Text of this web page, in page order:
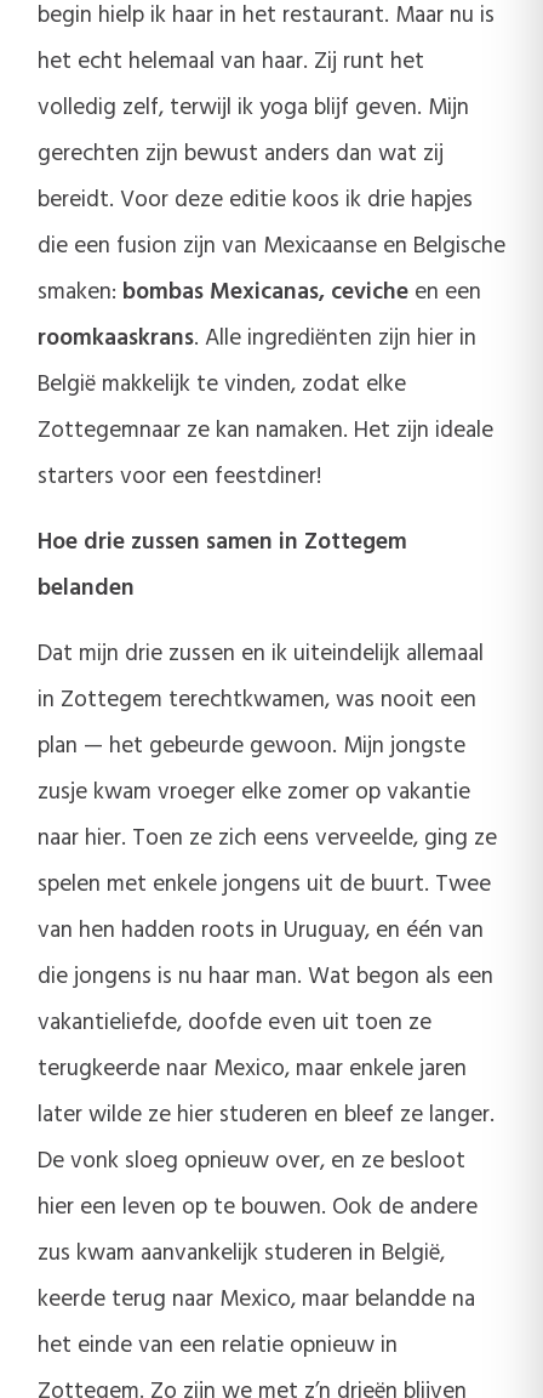
begin hielp ik haar in het restaurant. Maar nu is
het echt helemaal van haar. Zij runt het
volledig zelf, terwijl ik yoga blijf geven. Mijn
gerechten zijn bewust anders dan wat zij
bereidt. Voor deze editie koos ik drie hapjes
die een fusion zijn van Mexicaanse en Belgische
smaken: bombas Mexicanas, ceviche en een
roomkaaskrans. Alle ingrediënten zijn hier in
België makkelijk te vinden, zodat elke
Zottegemnaar ze kan namaken. Het zijn ideale
starters voor een feestdiner!
Hoe drie zussen samen in Zottegem
belanden
Dat mijn drie zussen en ik uiteindelijk allemaal
in Zottegem terechtkwamen, was nooit een
plan — het gebeurde gewoon. Mijn jongste
zusje kwam vroeger elke zomer op vakantie
naar hier. Toen ze zich eens verveelde, ging ze
spelen met enkele jongens uit de buurt. Twee
van hen hadden roots in Uruguay, en één van
die jongens is nu haar man. Wat begon als een
vakantieliefde, doofde even uit toen ze
terugkeerde naar Mexico, maar enkele jaren
later wilde ze hier studeren en bleef ze langer.
De vonk sloeg opnieuw over, en ze besloot
hier een leven op te bouwen. Ook de andere
zus kwam aanvankelijk studeren in België,
keerde terug naar Mexico, maar belandde na
het einde van een relatie opnieuw in